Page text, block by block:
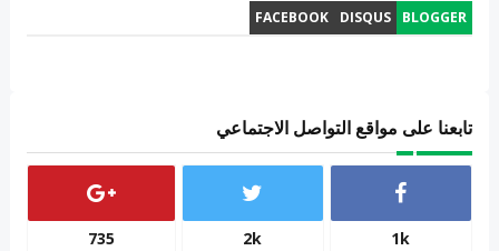
BLOGGER
DISQUS
FACEBOOK
تابعنا على مواقع التواصل الاجتماعي
1k
2k
735